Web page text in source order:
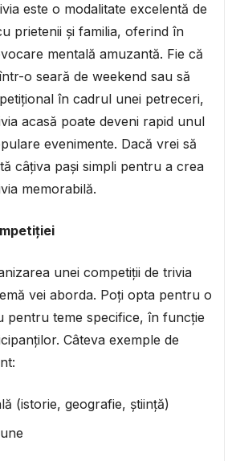
este o modalitate excelentă de
prietenii și familia, oferind în
mentală amuzantă. Fie că
o seară de weekend sau să
în cadrul unei petreceri,
acasă poate deveni rapid unul
evenimente. Dacă vrei să
câțiva pași simpli pentru a crea
memorabilă.
unei competiții de trivia
vei aborda. Poți opta pentru o
pentru teme specifice, în funcție
Câteva exemple de
(istorie, geografie, știință)